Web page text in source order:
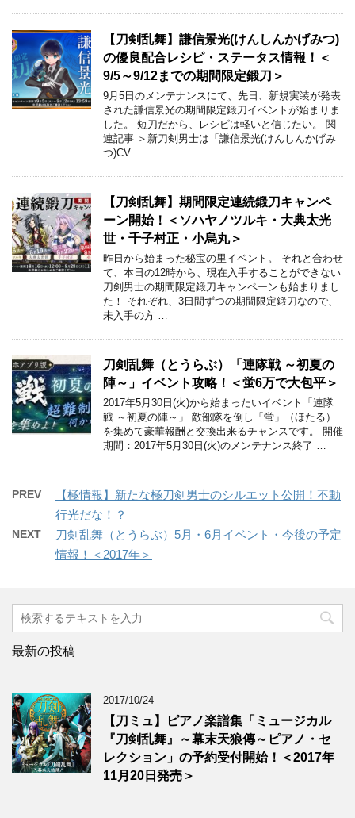
【刀剣乱舞】謙信景光(けんしんかげみつ)
の優良配合レシピ・ステータス情報！＜
9/5～9/12までの期間限定鍛刀＞
9月5日のメンテナンスにて、先日、新規実装が発表
された謙信景光の期間限定鍛刀イベントが始まりま
した。 短刀だから、レシピは軽いと信じたい。 関
連記事 ＞新刀剣男士は「謙信景光(けんしんかげみ
つ)CV. …
【刀剣乱舞】期間限定連続鍛刀キャンペ
ーン開始！＜ソハヤノツルキ・大典太光
世・千子村正・小烏丸＞
昨日から始まった秘宝の里イベント。 それと合わせ
て、本日の12時から、現在入手することができない
刀剣男士の期間限定鍛刀キャンペーンも始まりまし
た！ それぞれ、3日間ずつの期間限定鍛刀なので、
未入手の方 …
刀剣乱舞（とうらぶ）「連隊戦 ～初夏の
陣～」イベント攻略！＜蛍6万で大包平＞
2017年5月30日(火)から始まったいイベント「連隊
戦 ～初夏の陣～」 敵部隊を倒し「蛍」（ほたる）
を集めて豪華報酬と交換出来るチャンスです。 開催
期間：2017年5月30日(火)のメンテナンス終了 …
PREV
【極情報】新たな極刀剣男士のシルエット公開！不動
行光だな！？
NEXT
刀剣乱舞（とうらぶ）5月・6月イベント・今後の予定
情報！＜2017年＞
最新の投稿
2017/10/24
【刀ミュ】ピアノ楽譜集「ミュージカル
『刀剣乱舞』～幕末天狼傳～ピアノ・セ
レクション」の予約受付開始！＜2017年
11月20日発売＞